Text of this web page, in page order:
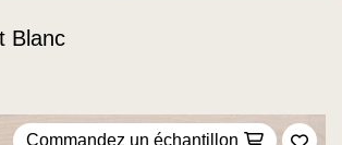
Blanc
Commandez un échantillon